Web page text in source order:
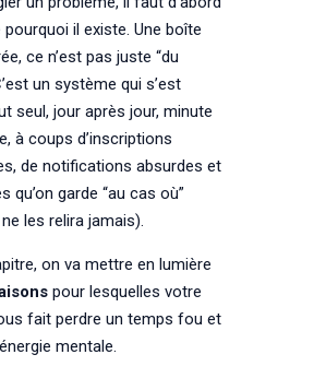
il existe. Une boîte
ce n’est pas juste “du
un système qui s’est
seul, jour après jour, minute
à coups d’inscriptions
de notifications absurdes et
qu’on garde “au cas où”
les relira jamais).
on va mettre en lumière
pour lesquelles votre
fait perdre un temps fou et
mentale.